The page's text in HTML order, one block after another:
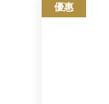
優惠